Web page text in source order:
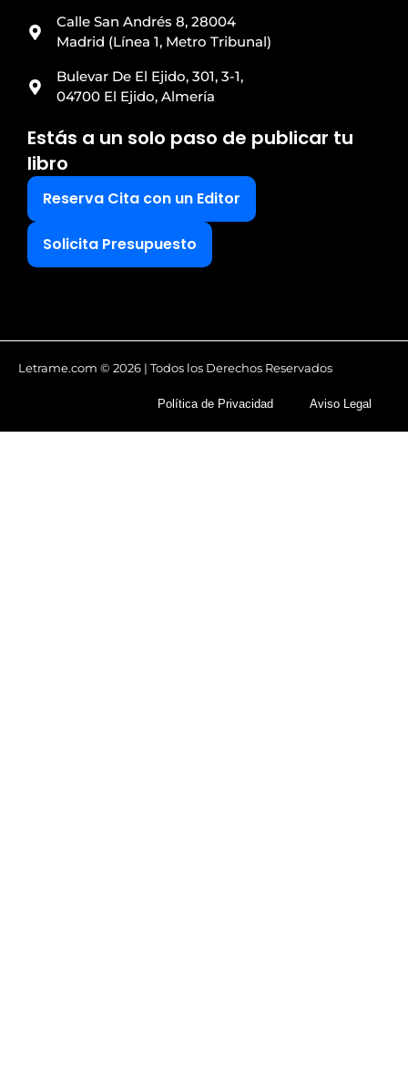
Calle San Andrés 8, 28004
Madrid (Línea 1, Metro Tribunal)
Bulevar De El Ejido, 301, 3-1,
04700 El Ejido, Almería
Estás a un solo paso de publicar tu
libro
Reserva Cita con un Editor
Solicita Presupuesto
Letrame.com © 2026 | Todos los Derechos Reservados
Política de Privacidad Aviso Legal